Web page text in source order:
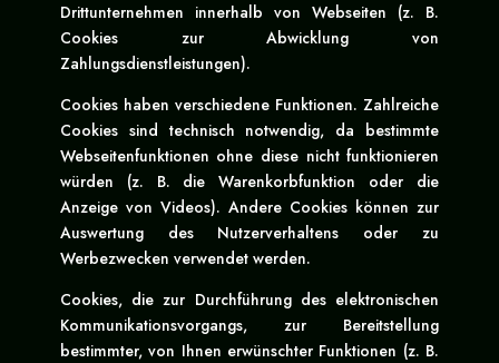
Drittunternehmen innerhalb von Webseiten (z. B.
Cookies zur Abwicklung von
Zahlungsdienstleistungen).
Cookies haben verschiedene Funktionen. Zahlreiche
Cookies sind technisch notwendig, da bestimmte
Webseitenfunktionen ohne diese nicht funktionieren
würden (z. B. die Warenkorbfunktion oder die
Anzeige von Videos). Andere Cookies können zur
Auswertung des Nutzerverhaltens oder zu
Werbezwecken verwendet werden.
Cookies, die zur Durchführung des elektronischen
Kommunikationsvorgangs, zur Bereitstellung
bestimmter, von Ihnen erwünschter Funktionen (z. B.